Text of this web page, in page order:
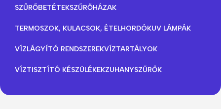
SZŰRŐBETÉTEKSZŰRŐHÁZAK
TERMOSZOK, KULACSOK, ÉTELHORDÓKUV LÁMPÁK
VÍZLÁGYÍTÓ RENDSZEREKVÍZTARTÁLYOK
VÍZTISZTÍTÓ KÉSZÜLÉKEKZUHANYSZŰRŐK